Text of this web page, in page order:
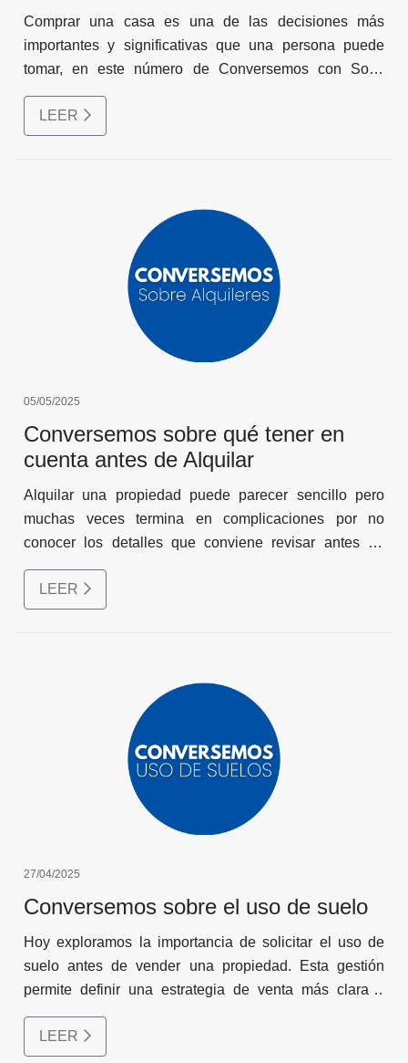
Comprar una casa es una de las decisiones más
importantes y significativas que una persona puede
tomar, en este número de Conversemos con Sofía
Herrera hablaremos sobre qué debe tener en cuenta
antes de comprar una casa en Costa Rica y
compartimos tres consejos esenciales para tomar una
LEER
05/05/2025
Conversemos sobre qué tener en
cuenta antes de Alquilar
Alquilar una propiedad puede parecer sencillo pero
muchas veces termina en complicaciones por no
conocer los detalles que conviene revisar antes de
tomar una decisión. Ya sea el primer alquiler o el
número diez, existen aspectos clave que no deben
pasarse por alto.
LEER
27/04/2025
Conversemos sobre el uso de suelo
Hoy exploramos la importancia de solicitar el uso de
suelo antes de vender una propiedad. Esta gestión
permite definir una estrategia de venta más clara y
atraer al comprador adecuado. Una venta informada y
planificada marca la diferencia en el mercado
LEER